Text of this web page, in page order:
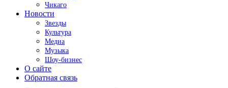
Чикаго
Новости
Звезды
Культура
Медиа
Музыка
Шоу-бизнес
О сайте
Обратная связь